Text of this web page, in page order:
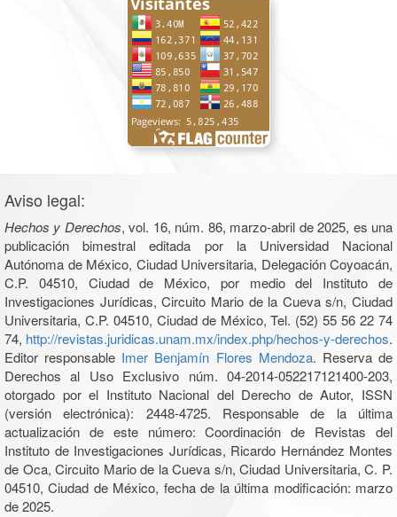
Aviso legal:
Hechos y Derechos, vol. 16, núm. 86, marzo-abril de 2025, es una
publicación bimestral editada por la Universidad Nacional
Autónoma de México, Ciudad Universitaria, Delegación Coyoacán,
C.P. 04510, Ciudad de México, por medio del Instituto de
Investigaciones Jurídicas, Circuito Mario de la Cueva s/n, Ciudad
Universitaria, C.P. 04510, Ciudad de México, Tel. (52) 55 56 22 74
74, http://revistas.juridicas.unam.mx/index.php/hechos-y-derechos.
Editor responsable Imer Benjamín Flores Mendoza. Reserva de
Derechos al Uso Exclusivo núm. 04-2014-052217121400-203,
otorgado por el Instituto Nacional del Derecho de Autor, ISSN
(versión electrónica): 2448-4725. Responsable de la última
actualización de este número: Coordinación de Revistas del
Instituto de Investigaciones Jurídicas, Ricardo Hernández Montes
de Oca, Circuito Mario de la Cueva s/n, Ciudad Universitaria, C. P.
04510, Ciudad de México, fecha de la última modificación: marzo
de 2025.